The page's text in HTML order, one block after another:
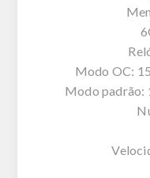
Modo OC:
Modo padrão: